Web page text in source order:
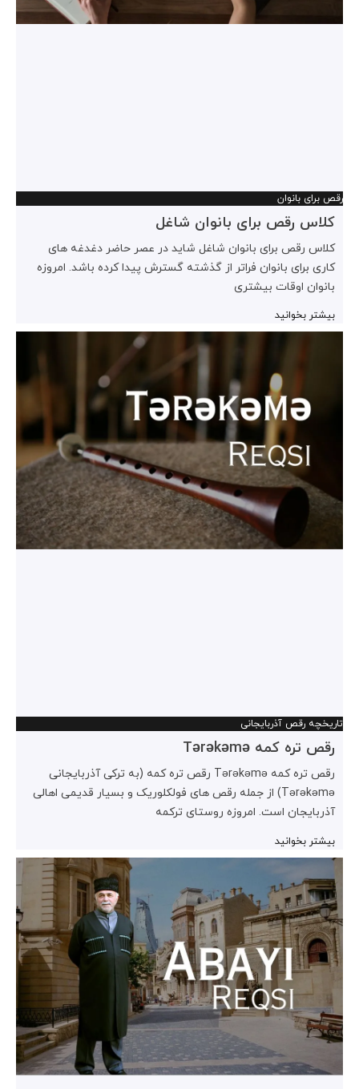
رقص برای بانوان
کلاس رقص برای بانوان شاغل
کلاس رقص برای بانوان شاغل شاید در عصر حاضر دغدغه های
کاری برای بانوان فراتر از گذشته گسترش پیدا کرده باشد. امروزه
بانوان اوقات بیشتری
بیشتر بخوانید
تاریخچه رقص آذربایجانی
رقص تره کمه Tərəkəmə
رقص تره کمه Tərəkəmə رقص تره کمه (به ترکی آذربایجانی
Tərəkəmə) از جمله رقص های فولکلوریک و بسیار قدیمی اهالی
آذربایجان است. امروزه روستای ترکمه
بیشتر بخوانید